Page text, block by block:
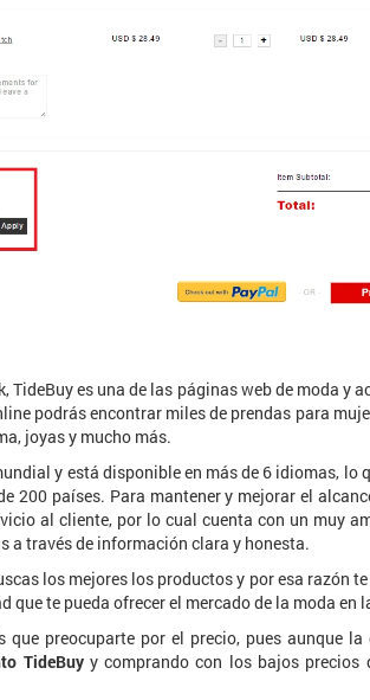
TideBuy es una de las páginas web de moda y
podrás encontrar miles de prendas para
joyas y mucho más.
y está disponible en más de 6 idiomas, lo
200 países. Para mantener y mejorar el
al cliente, por lo cual cuenta con un muy
a través de información clara y honesta.
los mejores los productos y por esa razón
que te pueda ofrecer el mercado de la moda en
que preocuparte por el precio, pues aunque
TideBuyy comprando con los bajos precios